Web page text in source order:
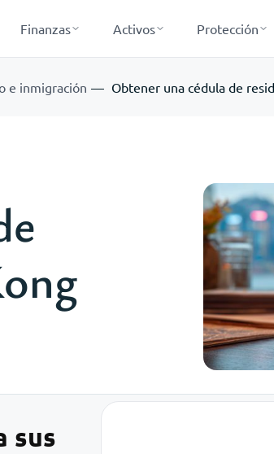
Finanzas Activos Protección
e inmigración Obtener una cédula de
sus